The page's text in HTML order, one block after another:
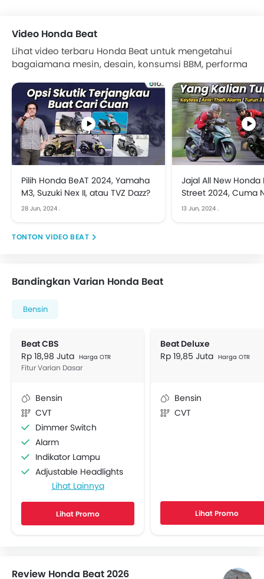
Video Honda Beat
Lihat video terbaru Honda Beat untuk mengetahui
bagaiamana mesin, desain, konsumsi BBM, performa
Pilih Honda BeAT 2024, Yamaha
M3, Suzuki Nex II, atau TVZ Dazz?
28 Jun, 2024 .
Jajal All New Honda
Street 2024, Cuma
Ribuan
13 Jun, 2024 .
VIDEO BEAT
Bandingkan Varian Honda Beat
Bensin
Beat CBS
Rp 18,98 Juta Harga OTR
Fitur Varian Dasar
Bensin
CVT
Dimmer Switch
Alarm
Indikator Lampu
Adjustable Headlights
Side Wings
Engine Check Warning
Layar Display
Lihat Lainnya
Lihat Promo
Beat Deluxe
Rp 19,85 Juta Harga OTR
Bensin
CVT
Lihat Promo
Review Honda Beat 2026